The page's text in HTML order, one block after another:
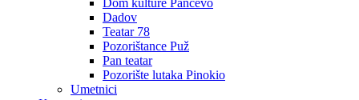
Dom kulture Pančevo
Dadov
Teatar 78
Pozorištance Puž
Pan teatar
Pozorište lutaka Pinokio
Umetnici